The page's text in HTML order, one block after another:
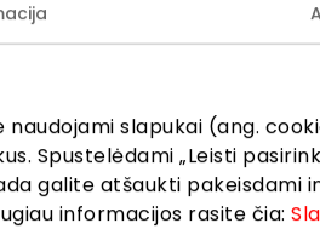
slapukai (ang.
Spustelėdami „Leisti
galite atšaukti pakeisdami
informacijos rasite čia: